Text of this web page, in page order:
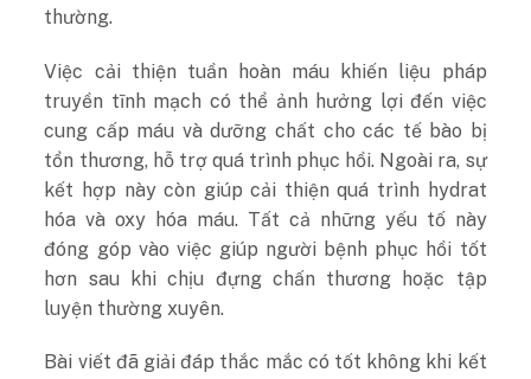
thường.
Việc cải thiện tuần hoàn máu khiến liệu pháp
truyền tĩnh mạch có thể ảnh hưởng lợi đến việc
cung cấp máu và dưỡng chất cho các tế bào bị
tổn thương, hỗ trợ quá trình phục hồi. Ngoài ra, sự
kết hợp này còn giúp cải thiện quá trình hydrat
hóa và oxy hóa máu. Tất cả những yếu tố này
đóng góp vào việc giúp người bệnh phục hồi tốt
hơn sau khi chịu đựng chấn thương hoặc tập
luyện thường xuyên.
Bài viết đã giải đáp thắc mắc có tốt không khi kết